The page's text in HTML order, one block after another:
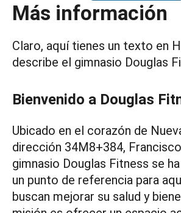
Más información
Claro, aquí tienes un texto en
describe el gimnasio Douglas
Bienvenido a Douglas
Ubicado en el corazón de
dirección 34M8+384,
gimnasio Douglas Fitness se
un punto de referencia para
buscan mejorar su salud y